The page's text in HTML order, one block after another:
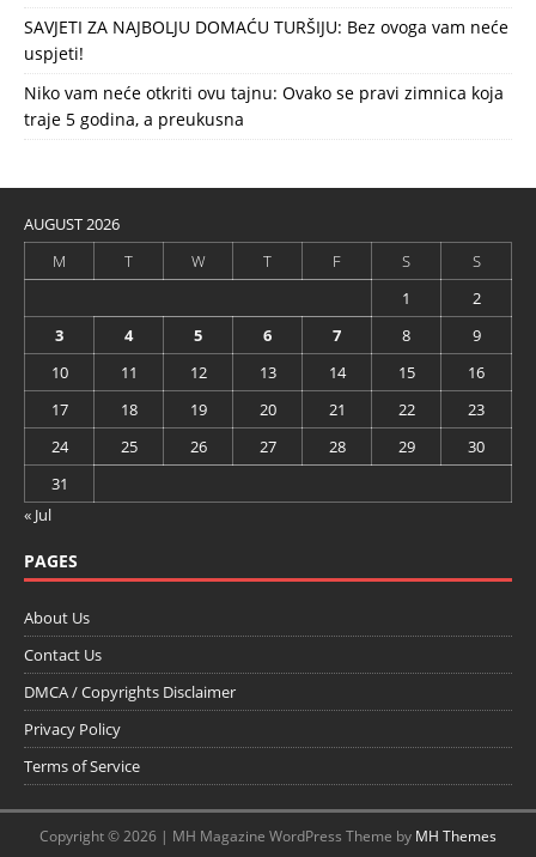
SAVJETI ZA NAJBOLJU DOMAĆU TURŠIJU: Bez ovoga vam neće
uspjeti!
Niko vam neće otkriti ovu tajnu: Ovako se pravi zimnica koja
traje 5 godina, a preukusna
AUGUST 2026
M
T W T F S
S
1
2
3
4 5 6 7 8
9
10
11 12 13 14 15
16
17
18 19 20 21 22
23
24
25 26 27 28 29
30
31
« Jul
PAGES
About Us
Contact Us
DMCA / Copyrights Disclaimer
Privacy Policy
Terms of Service
Copyright © 2026 | MH Magazine WordPress Theme by MH Themes